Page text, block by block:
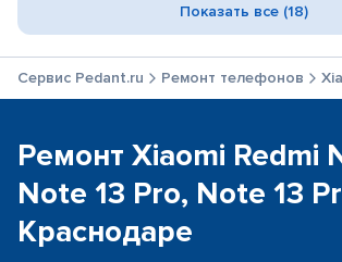
Показать все (18)
Сервис Pedant.ru Ремонт телефонов
Ремонт Xiaomi Redmi
Note 13 Pro, Note 13
Краснодаре